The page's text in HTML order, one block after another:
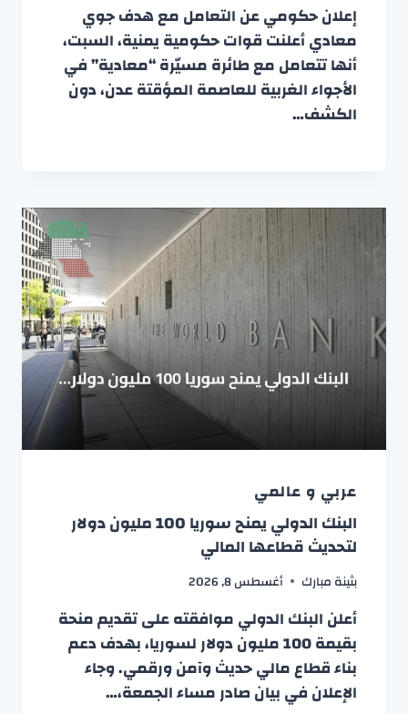
إعلان حكومي عن التعامل مع هدف جوي
معادي أعلنت قوات حكومية يمنية، السبت،
أنها تتعامل مع طائرة مسيّرة “معادية” في
الأجواء الغربية للعاصمة المؤقتة عدن، دون
الكشف…
عربي و عالمي
البنك الدولي يمنح سوريا 100 مليون دولار
لتحديث قطاعها المالي
بثينة مبارك أغسطس 8, 2026
أعلن البنك الدولي موافقته على تقديم منحة
بقيمة 100 مليون دولار لسوريا، بهدف دعم
بناء قطاع مالي حديث وآمن ورقمي. وجاء
الإعلان في بيان صادر مساء الجمعة،…